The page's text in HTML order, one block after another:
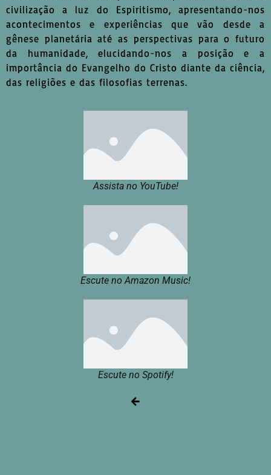
civilização a luz do Espiritismo, apresentando-nos
acontecimentos e experiências que vão desde a
gênese planetária até as perspectivas para o futuro
da humanidade, elucidando-nos a posição e a
importância do Evangelho do Cristo diante da ciência,
das religiões e das filosofias terrenas.
Assista no YouTube!
Escute no Amazon Music!
Escute no Spotify!